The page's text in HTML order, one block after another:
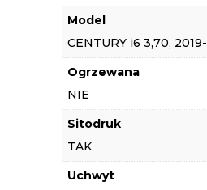
Model
CENTURY i6 3,70, 2019-
Ogrzewana
NIE
Sitodruk
TAK
Uchwyt